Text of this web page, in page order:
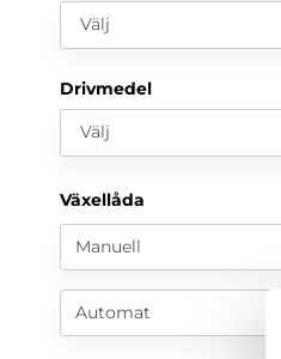
Välj
Drivmedel
Välj
Växellåda
Manuell
Automat